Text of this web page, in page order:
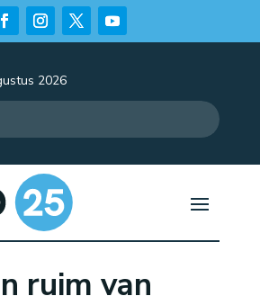
2026
ruim van